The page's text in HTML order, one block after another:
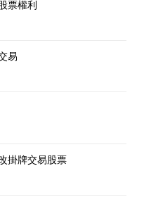
票權利
易
掛牌交易股票